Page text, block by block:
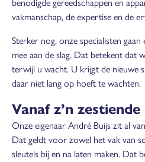
benodigde gereedschappen en
vakmanschap, de expertise en de
Sterker nog, onze specialisten
mee aan de slag. Dat betekent dat
terwijl u wacht. U krijgt de nieuwe
daar niet lang op hoeft te wachten.
Vanaf z’n
Onze eigenaar André Buijs zit al
Dat geldt voor zowel het vak van
sleutels bij en na laten maken. Dat